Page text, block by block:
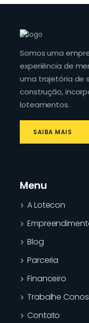
Somos uma
experiência de
uma trajetória de
construção,
loteamentos.
SAIBA MAIS
Menu
A Lotecon
Blog
Parceria
Financeiro
Trabalhe
Contato